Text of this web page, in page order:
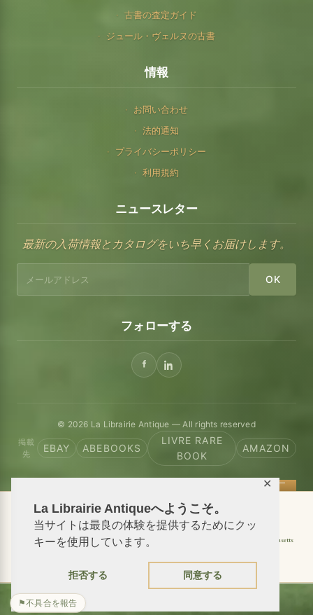
La Librairie Antiqueへようこそ。
当サイトは最良の体験を提供するためにクッ
キーを使用しています。
拒否する 同意する
✕
古書の査定ガイド
ジュール・ヴェルヌの古書
情報
お問い合わせ
法的通知
プライバシーポリシー
利用規約
ニュースレター
最新の入荷情報とカタログをいち早くお届けします。
OK
フォローする
© 2026 La Librairie Antique — All rights reserved
掲載
先
EBAY ABEBOOKS
LIVRE RARE
BOOK
AMAZON
📦 We ship antiquarian books worldwide
Shipping to USA Shipping to New York
Shipping to Massachusetts
⚑不具合を報告